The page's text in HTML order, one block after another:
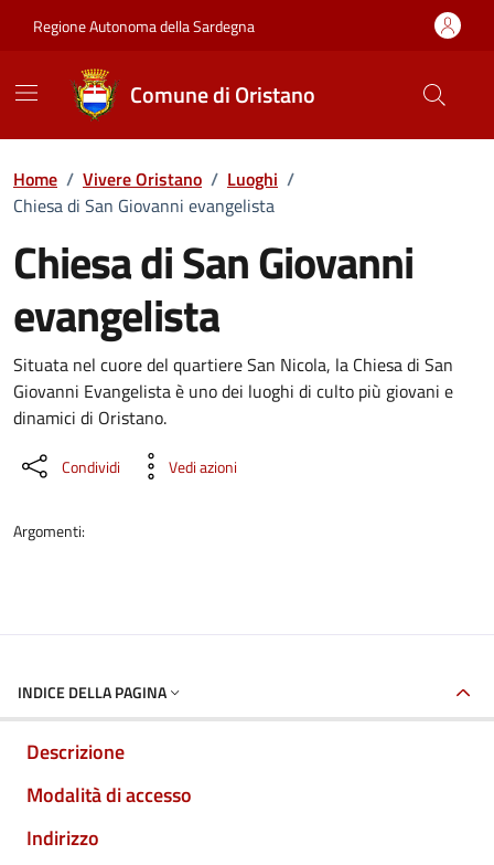
Regione Autonoma della Sardegna
Comune di Oristano
Home / Vivere Oristano / Luoghi /
Chiesa di San Giovanni evangelista
Chiesa di San Giovanni
evangelista
Dettaglio luogo
Situata nel cuore del quartiere San Nicola, la Chiesa di San
Giovanni Evangelista è uno dei luoghi di culto più giovani e
dinamici di Oristano.
Condividi Vedi azioni
Argomenti:
INDICE DELLA PAGINA
Descrizione
Modalità di accesso
Indirizzo